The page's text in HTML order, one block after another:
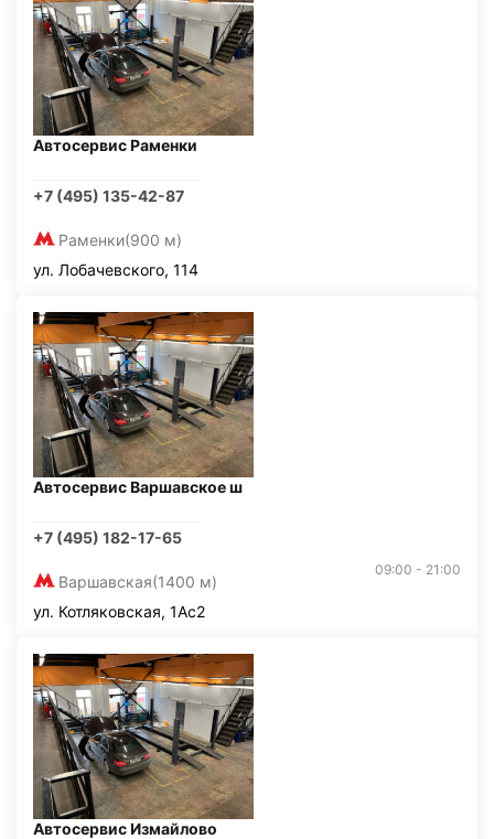
Автосервис Раменки
+7 (495) 135-42-87
Раменки(900 м)
ул. Лобачевского, 114
Автосервис Варшавское ш
+7 (495) 182-17-65
Варшавская(1400 м)
09:00 - 21:00
ул. Котляковская, 1Ас2
Автосервис Измайлово